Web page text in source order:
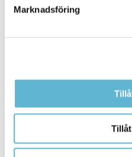
Marknadsföring
Postadress
www.bromolla.se
Växel: 0456-82 20 00